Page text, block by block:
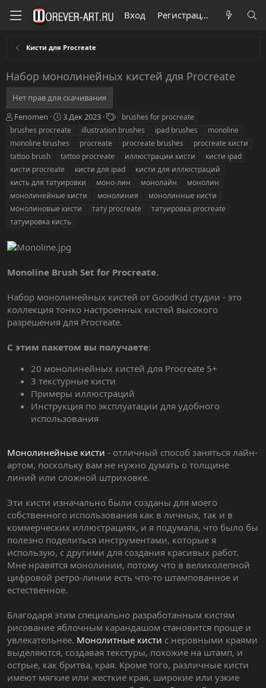
Вход Регистрация
Кисти для Procreate
Набор монолинейных кистей для Procreate
Нет прав для скачивания
А
в
о
р
Fenomen
Д
а
а
с
о
з
н
и
3 Дек 2023
е
brushes for procreate
brushes procreate
illustration brushes ipad brushes
monoline
monoline brushes
procreate procreate brushes
procreate кисти
tattoo brush
tattoo procreate иллюстрации кисти
кисти ipad
кисти procreate
кисти для ipad
кисти для иллюстраций
кисть для татуировки
моно-лин монолайн
монолин
монолинейные кисти
монолиния
монолинные кисти
монолиновые кисти
тату procreate
татуировка procreate
татуировка кисть
Monoline Brush Set for Procreate.
Набор монолинейных кистей от GoodKid студии - это
коллекция тонко настроенных кистей высокого
разрешения для Procreate.
С этим пакетом вы получаете:
20 монолинейных кистей для Procreate 5+
3 текстурные кисти
Примеры иллюстраций
Инструкция по эксплуатации для удобного
использования
Монолинейные кисти - отличный способ заняться лайн-
артом, поскольку вам не нужно думать о толщине
линий или сложной штриховке.
Эти кисти изначально были созданы для моего
собственного использования как в личных, так и в
коммерческих иллюстрациях, и я подумала, что было бы
полезно поделиться инструментами, которые я
использую, с другими для создания красивых работ.
Мне нравятся монолинии, потому что в великолепной
цифровой ретро-линии есть что-то штампованное и
естественное.
Благодаря этим специально разработанным кистям
рисование яблочным карандашом становится проще и
увлекательнее. Монолитные кисти с неровными краями
выделяются, создавая текстуры, похожие на штамп, и
острые, как бритва, края. Кроме того, различные кисти
имеют мягкие или жесткие края, широкие или узкие